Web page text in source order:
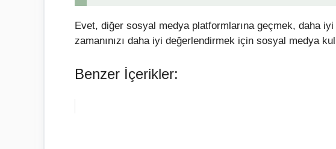
Evet, diğer sosyal medya platformlarına geçmek, daha
zamanınızı daha iyi değerlendirmek için sosyal medya
Benzer İçerikler: